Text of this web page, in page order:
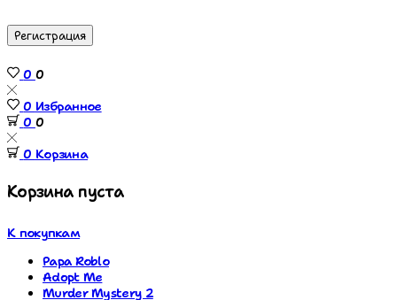
Регистрация
0 0
0 Избранное
0 0
0 Корзина
Корзина пуста
К покупкам
Papa Roblo
Adopt Me
Murder Mystery 2